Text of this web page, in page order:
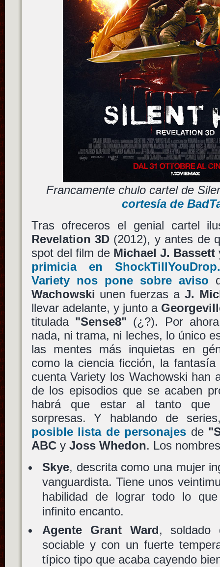
Francamente chulo cartel de
cortesía de
Tras ofreceros el genial cartel
Revelation 3D(2012), y antes de
spot del film de Michael J. Bassett
primicia en
Variety nos pone sobre aviso
Wachowski unen fuerzas a J.
llevar adelante, y junto a
titulada "Sense8" (¿?). Por
nada, ni trama, ni leches, lo único
las mentes más inquietas en
como la ciencia ficción, la
cuenta Variety los Wachowski han
de los episodios que se acaben
habrá que estar al tanto que
sorpresas. Y hablando de
posible lista de personajes de
ABCy Joss Whedon. Los
Skye, descrita como una mujer
vanguardista. Tiene unos
habilidad de lograr todo lo
infinito encanto.
Agente Grant Ward, soldado
sociable y con un fuerte
típico tipo que acaba cayendo